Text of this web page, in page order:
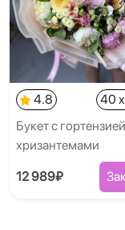
4.8
40
Букет с
хризантемами
12 989₽